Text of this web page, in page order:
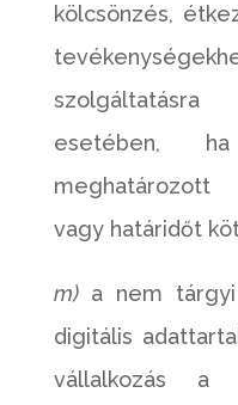
kölcsönzés,
esetében,
meghatározott
vagy határidőt
m)a nem tárgyi
digitális
vállalkozás a